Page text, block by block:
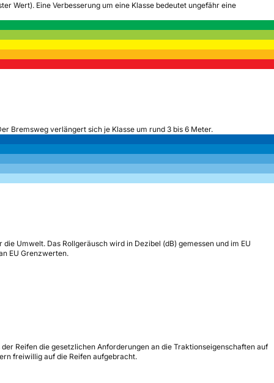
Wert). Eine Verbesserung um eine Klasse bedeutet ungefähr eine
Bremsweg verlängert sich je Klasse um rund 3 bis 6 Meter.
Umwelt. Das Rollgeräusch wird in Dezibel (dB) gemessen und im EU
EU Grenzwerten.
Reifen die gesetzlichen Anforderungen an die Traktionseigenschaften auf
freiwillig auf die Reifen aufgebracht.